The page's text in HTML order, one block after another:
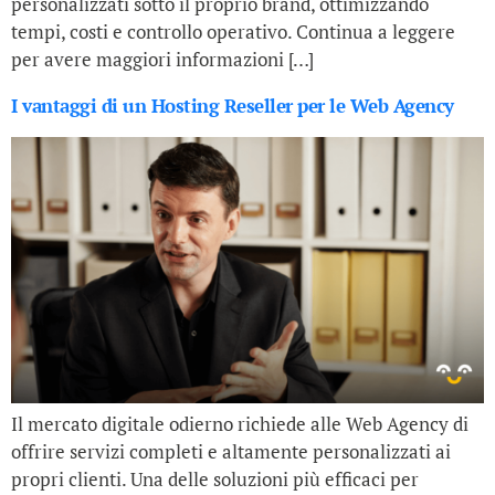
tempi, costi e controllo operativo. Continua a leggere
per avere maggiori informazioni […]
I vantaggi di un Hosting Reseller per le Web Agency
Il mercato digitale odierno richiede alle Web Agency di
offrire servizi completi e altamente personalizzati ai
propri clienti. Una delle soluzioni più efficaci per